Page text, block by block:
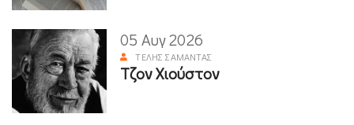
05 Αυγ 2026
ΤΈΛΗΣ ΣΑΜΑΝΤΆΣ
Τζον Χιούστον